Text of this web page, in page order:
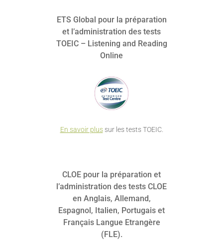
ETS Global pour la préparation
et l’administration des tests
TOEIC – Listening and Reading
Online
En savoir plussur les tests TOEIC.
CLOE pour la préparation et
l’administration des tests CLOE
en Anglais, Allemand,
Espagnol, Italien, Portugais et
Français Langue Etrangère
(FLE).